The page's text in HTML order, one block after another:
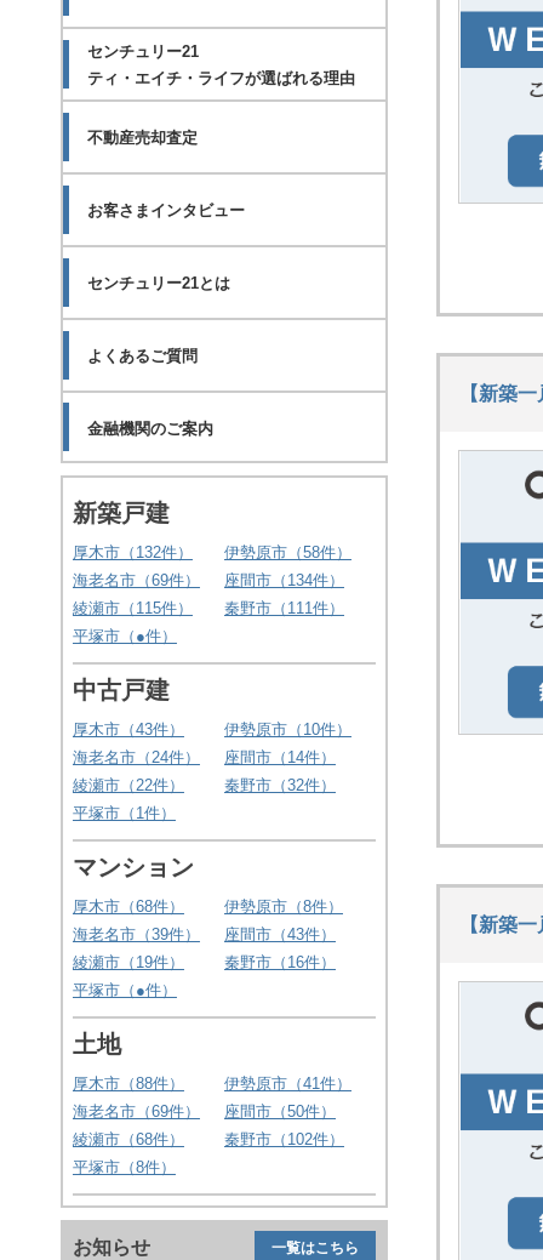
万円(税込)
2026.08.08
新築一戸建て
3,849
万円(税込)
座間市相模が丘３丁目
新築一戸建て
旧価格：4,590万円⇒価格
万円(税込)
厚木市上落合
新築一戸建て
旧価格：11,111万円⇒価格
3,680万円(税込)
2026.08.08
伊勢原市東大竹
中古一戸建て
旧価格：1,280万円⇒価格1,180
万円
センチュリー21
ティ・エイチ・ライフが選ばれる理由
不動産売却査定
お客さまインタビュー
センチュリー21とは
よくあるご質問
金融機関のご案内
新築戸建
厚木市（ 132件） 伊勢原市（58件）
海老名市（69件） 座間市（ 134件）
綾瀬市（ 115件） 秦野市（ 111件）
平塚市（ ●件）
中古戸建
厚木市（43件） 伊勢原市（ 10件）
海老名市（ 24件） 座間市（ 14件）
綾瀬市（ 22件） 秦野市（32件）
平塚市（ 1件）
マンション
厚木市（68件） 伊勢原市（8件）
海老名市（39件） 座間市（43件）
綾瀬市（ 19件） 秦野市（ 16件）
平塚市（ ●件）
土地
厚木市（88件） 伊勢原市（41件）
海老名市（69件） 座間市（50件）
綾瀬市（68件） 秦野市（ 102件）
平塚市（8件）
お知らせ 一覧はこちら
【新築
【新築